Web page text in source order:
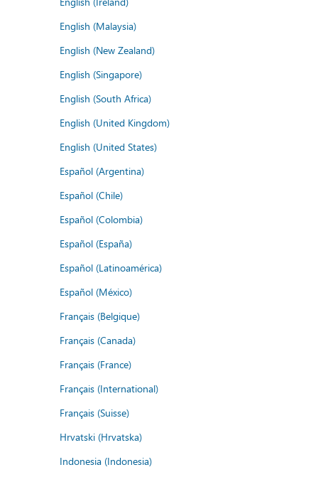
English (Malaysia)
English (New Zealand)
English (Singapore)
English (South Africa)
English (United Kingdom)
English (United States)
Español (Argentina)
Español (Chile)
Español (Colombia)
Español (España)
Español (Latinoamérica)
Español (México)
Français (Belgique)
Français (Canada)
Français (France)
Français (International)
Français (Suisse)
Hrvatski (Hrvatska)
Indonesia (Indonesia)